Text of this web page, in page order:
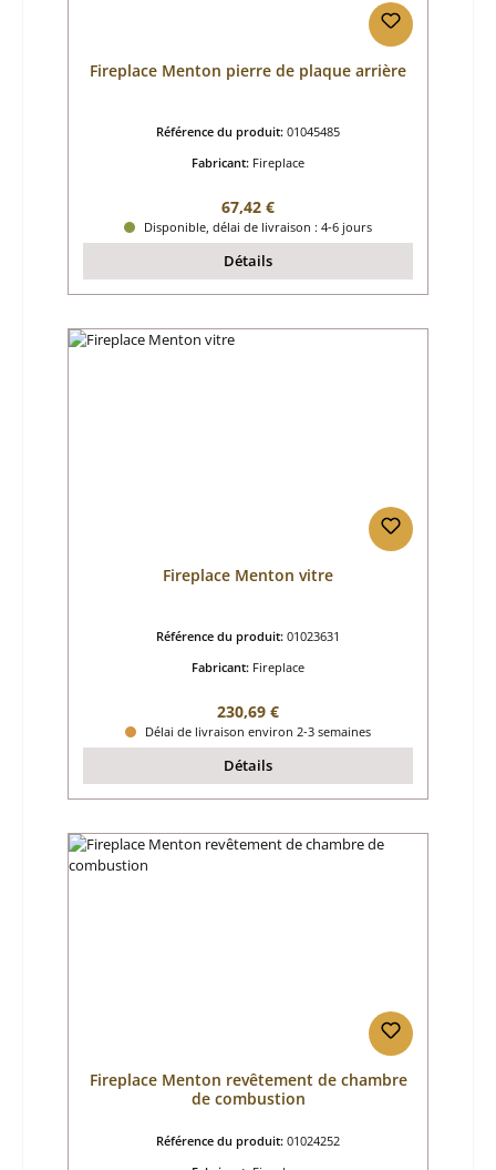
Fireplace Menton pierre de plaque arrière
Référence du produit: 01045485
Fabricant: Fireplace
Prix régulier :
67,42 €
Disponible, délai de livraison : 4-6 jours
Détails
Fireplace Menton vitre
Référence du produit: 01023631
Fabricant: Fireplace
Prix régulier :
230,69 €
Délai de livraison environ 2-3 semaines
Détails
Fireplace Menton revêtement de chambre
de combustion
Référence du produit: 01024252